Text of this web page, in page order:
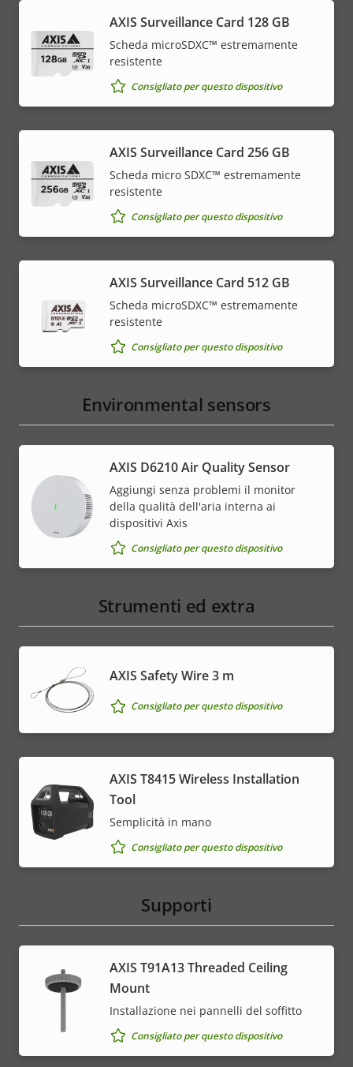
AXIS Surveillance Card 128 GB
Scheda microSDXC™ estremamente
resistente
Consigliato per questo dispositivo
AXIS Surveillance Card 256 GB
Scheda micro SDXC™ estremamente
resistente
Consigliato per questo dispositivo
AXIS Surveillance Card 512 GB
Scheda microSDXC™ estremamente
resistente
Consigliato per questo dispositivo
Environmental sensors
AXIS D6210 Air Quality Sensor
Aggiungi senza problemi il monitor
della qualità dell'aria interna ai
dispositivi Axis
Consigliato per questo dispositivo
Strumenti ed extra
AXIS Safety Wire 3 m
Consigliato per questo dispositivo
AXIS T8415 Wireless Installation
Tool
Semplicità in mano
Consigliato per questo dispositivo
Supporti
AXIS T91A13 Threaded Ceiling
Mount
Installazione nei pannelli del soffitto
Consigliato per questo dispositivo